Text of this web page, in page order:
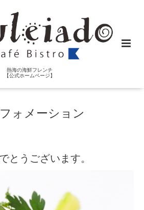
熱海の海鮮フレンチ
【公式ホームページ】
ォメーション
とうございます。